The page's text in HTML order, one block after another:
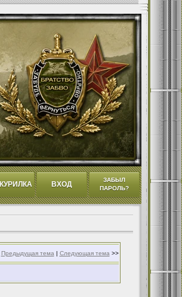
КУРИЛКА ВХОД
ЗАБЫЛ
ПАРОЛЬ?
Предыдущая тема | Следующая тема >>